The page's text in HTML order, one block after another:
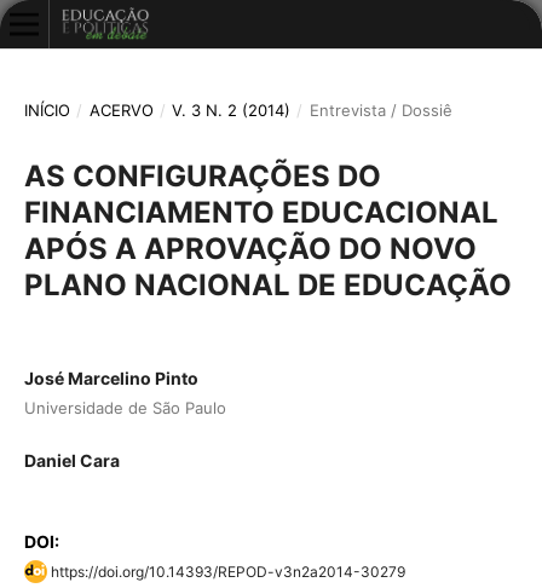
INÍCIO / ACERVO / V. 3 N. 2 (2014) / Entrevista / Dossiê
AS CONFIGURAÇÕES DO
FINANCIAMENTO EDUCACIONAL
APÓS A APROVAÇÃO DO NOVO
PLANO NACIONAL DE EDUCAÇÃO
José Marcelino Pinto
Universidade de São Paulo
Daniel Cara
DOI:
https://doi.org/10.14393/REPOD-v3n2a2014-30279